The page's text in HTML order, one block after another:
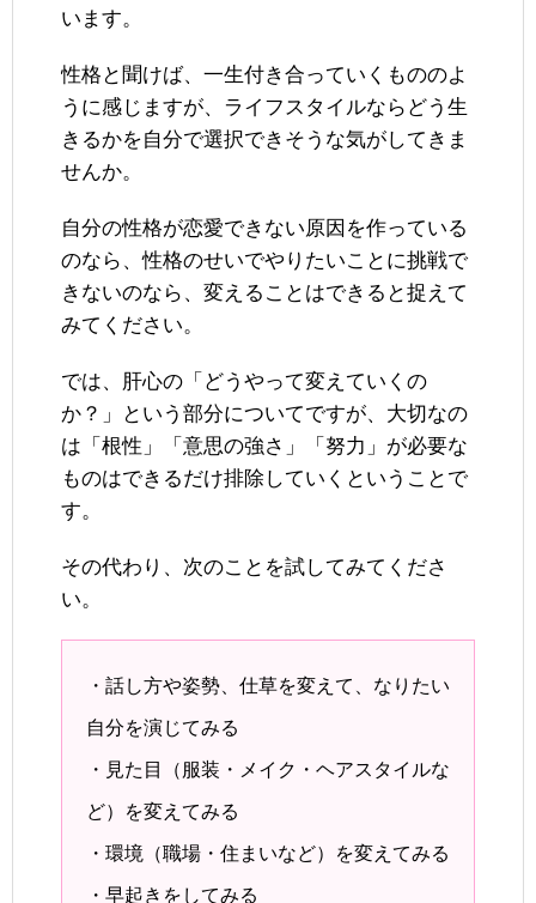
います。
性格と聞けば、一生付き合っていくもののよ
うに感じますが、ライフスタイルならどう生
きるかを自分で選択できそうな気がしてきま
せんか。
自分の性格が恋愛できない原因を作っている
のなら、性格のせいでやりたいことに挑戦で
きないのなら、変えることはできると捉えて
みてください。
では、肝心の「どうやって変えていくの
か？」という部分についてですが、大切なの
は「根性」「意思の強さ」「努力」が必要な
ものはできるだけ排除していくということで
す。
その代わり、次のことを試してみてくださ
い。
・話し方や姿勢、仕草を変えて、なりたい
自分を演じてみる
・見た目（服装・メイク・ヘアスタイルな
ど）を変えてみる
・環境（職場・住まいなど）を変えてみる
・早起きをしてみる